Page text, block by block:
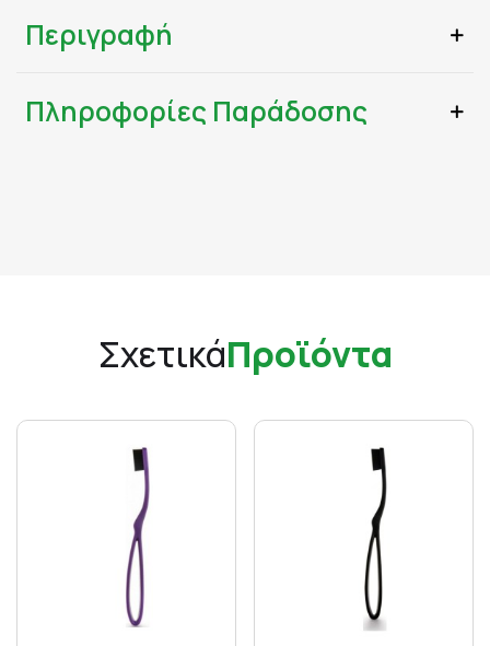
Περιγραφή
Πληροφορίες Παράδοσης
ΣχετικάΠροϊόντα